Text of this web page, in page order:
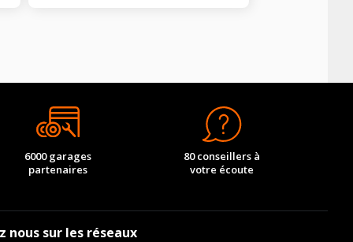
6000 garages
partenaires
80 conseillers à
votre écoute
nous sur les réseaux